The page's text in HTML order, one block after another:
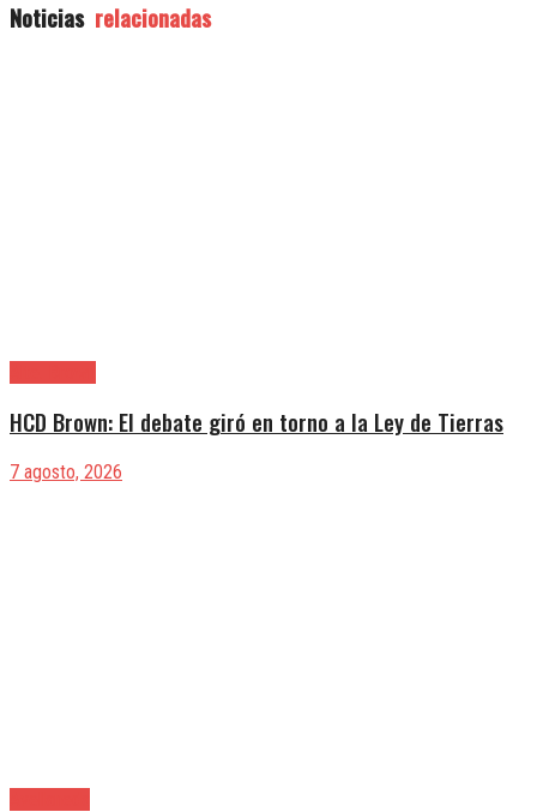
Noticias relacionadas
HCD Brown: El debate giró en torno a la Ley de Tierras
7 agosto, 2026